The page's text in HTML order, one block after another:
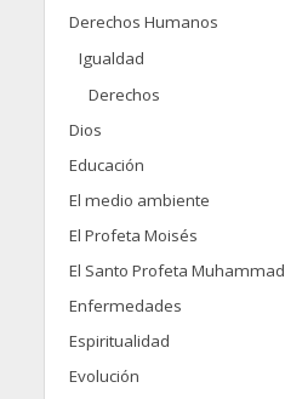
Derechos Humanos
Igualdad
Derechos
Dios
Educación
El medio ambiente
El Profeta Moisés
El Santo Profeta Muhammad
Enfermedades
Espiritualidad
Evolución